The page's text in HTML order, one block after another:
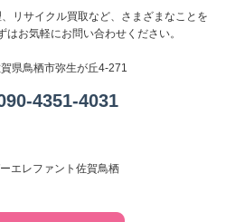
リサイクル買取など、さまざまなことを
お気軽にお問い合わせください。
県鳥栖市弥生が丘4-271
4351-4031
レファント佐賀鳥栖